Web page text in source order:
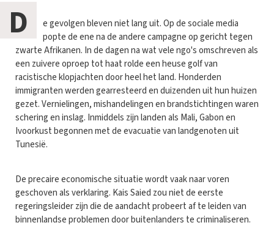
D
e gevolgen bleven niet lang uit. Op de sociale media
popte de ene na de andere campagne op gericht tegen
zwarte Afrikanen. In de dagen na wat vele ngo's omschreven als
een zuivere oproep tot haat rolde een heuse golf van
racistische klopjachten door heel het land. Honderden
immigranten werden gearresteerd en duizenden uit hun huizen
gezet. Vernielingen, mishandelingen en brandstichtingen waren
schering en inslag. Inmiddels zijn landen als Mali, Gabon en
Ivoorkust begonnen met de evacuatie van landgenoten uit
Tunesië.
De precaire economische situatie wordt vaak naar voren
geschoven als verklaring. Kais Saied zou niet de eerste
regeringsleider zijn die de aandacht probeert af te leiden van
binnenlandse problemen door buitenlanders te criminaliseren.